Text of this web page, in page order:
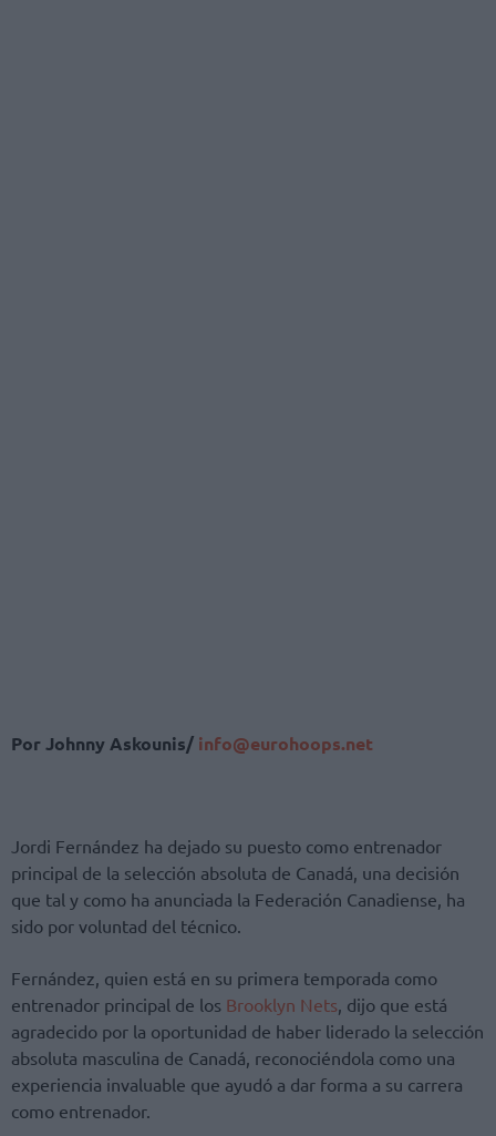
Por Johnny Askounis/ info@eurohoops.net
Jordi Fernández ha dejado su puesto como entrenador
principal de la selección absoluta de Canadá, una decisión
que tal y como ha anunciada la Federación Canadiense, ha
sido por voluntad del técnico.
Fernández, quien está en su primera temporada como
entrenador principal de los Brooklyn Nets , dijo que está
agradecido por la oportunidad de haber liderado la selección
absoluta masculina de Canadá, reconociéndola como una
experiencia invaluable que ayudó a dar forma a su carrera
como entrenador.